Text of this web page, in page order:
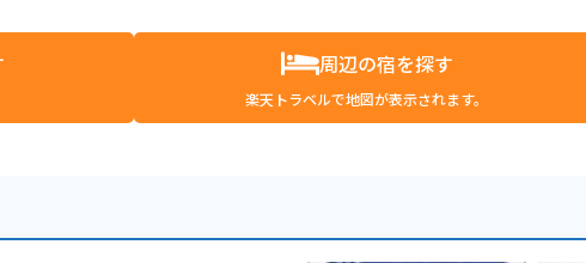
周辺の宿を探す
楽天トラベルで地図が表示されます。